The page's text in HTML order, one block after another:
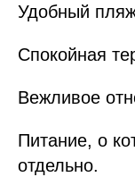
Удобный
Спокойная
Вежливое
Питание, о
отдельно.